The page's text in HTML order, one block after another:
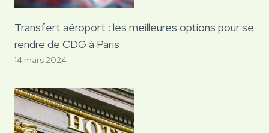
Transfert aéroport : les meilleures options pour se
rendre de CDG à Paris
14 mars 2024